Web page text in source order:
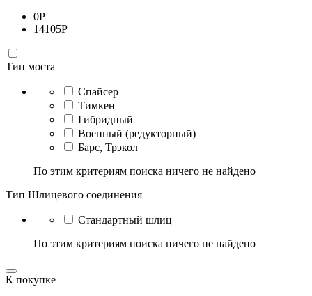
0Р
14105Р
Тип моста
Спайсер
Тимкен
Гибридный
Военный (редукторный)
Барс, Трэкол
По этим критериям поиска ничего не найдено
Тип Шлицевого соединения
Стандартный шлиц
По этим критериям поиска ничего не найдено
К покупке